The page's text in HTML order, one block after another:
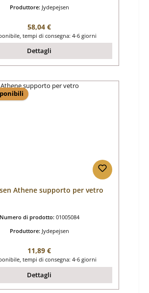
Produttore: Jydepejsen
Prezzo normale:
58,04 €
tempi di consegna: 4-6 giorni
Dettagli
Athene supporto per vetro
Numero di prodotto: 01005084
Produttore: Jydepejsen
Prezzo normale:
11,89 €
tempi di consegna: 4-6 giorni
Dettagli